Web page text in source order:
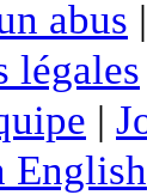
abus |
légales
|
English